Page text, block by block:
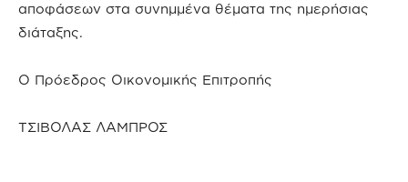
αποφάσεων στα συνημμένα θέματα της ημερήσιας
διάταξης.
Ο Πρόεδρος Οικονομικής Επιτροπής
ΤΣΙΒΟΛΑΣ ΛΑΜΠΡΟΣ